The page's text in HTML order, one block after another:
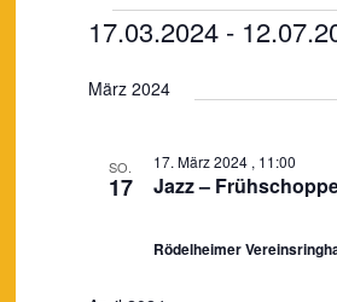
Veranstaltungen
17.03.2024 -
wählen.
März 2024
SO.
17 Jazz –
17. März 2024 , 11:00
Rödelheimer